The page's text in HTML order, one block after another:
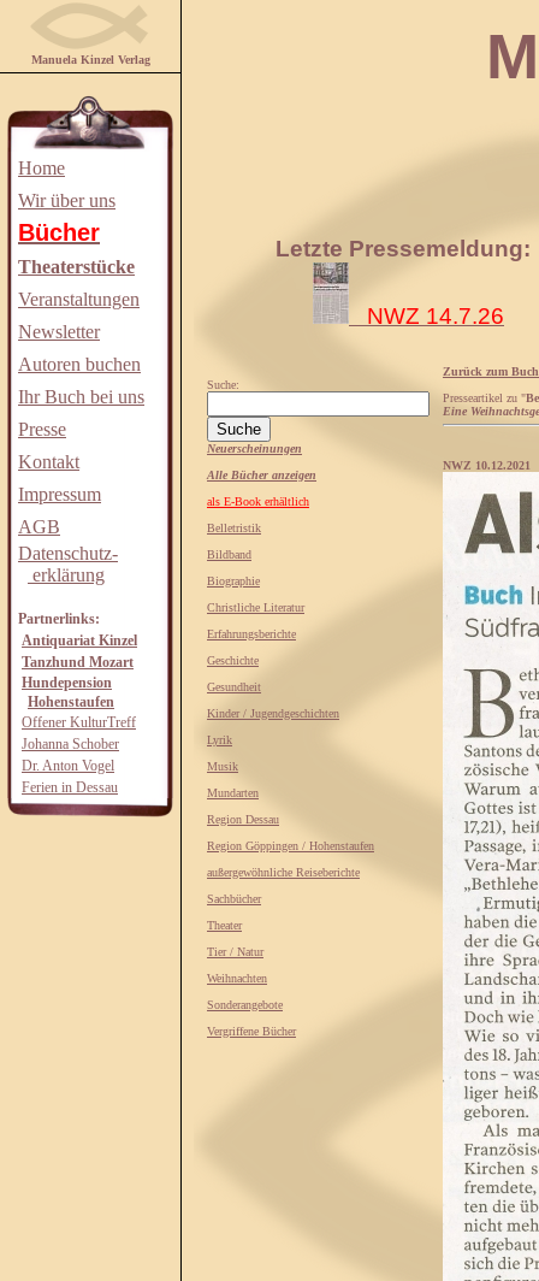
Manuela Kinzel Verlag
Home
Wir über uns
Bücher
Theaterstücke
Veranstaltungen
Newsletter
Autoren buchen
Ihr Buch bei uns
Presse
Kontakt
Impressum
AGB
Datenschutz-
erklärung
Partnerlinks:
Antiquariat Kinzel
Tanzhund Mozart
Hundepension
Hohenstaufen
Offener KulturTreff
Johanna Schober
Dr. Anton Vogel
Ferien in Dessau
Letzte Pressemeldung:
NWZ 14.7.26
Suche:
Neuerscheinungen
Alle Bücher anzeigen
als E-Book erhältlich
Belletristik
Bildband
Biographie
Christliche Literatur
Erfahrungsberichte
Geschichte
Gesundheit
Kinder / Jugendgeschichten
Lyrik
Musik
Mundarten
Region Dessau
Region Göppingen / Hohenstaufen
außergewöhnliche Reiseberichte
Sachbücher
Theater
Tier / Natur
Weihnachten
Sonderangebote
Vergriffene Bücher
Zurück zum Buch
Presseartikel zu "
Eine
NWZ 10.12.2021